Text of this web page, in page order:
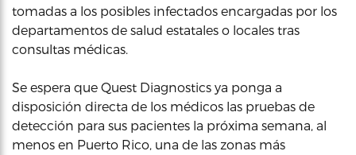
tomadas a los posibles infectados encargadas por los
departamentos de salud estatales o locales tras
consultas médicas.
Se espera que Quest Diagnostics ya ponga a
disposición directa de los médicos las pruebas de
detección para sus pacientes la próxima semana, al
menos en Puerto Rico, una de las zonas más